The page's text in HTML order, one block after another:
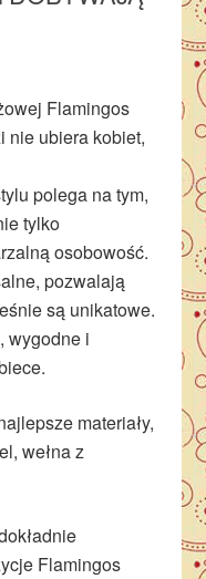
Flamingos
nie ubiera kobiet,
polega na tym,
tylko
osobowość.
pozwalają
są unikatowe.
wygodne i
materiały,
wełna z
Flamingos